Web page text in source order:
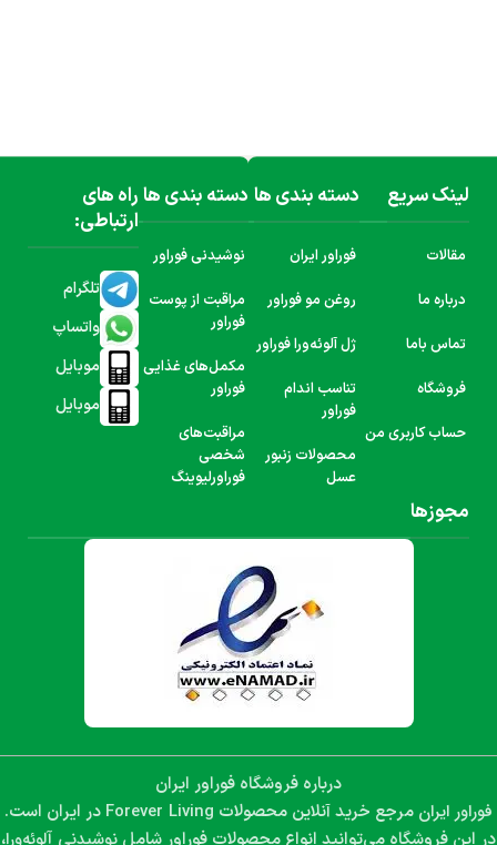
لینک سریع
مقالات
درباره ما
تماس باما
فروشگاه
حساب کاربری من
دسته بندی ها
فوراور ایران
روغن مو فوراور
ژل آلوئه‌ورا فوراور
تناسب اندام
فوراور
محصولات زنبور
عسل
دسته بندی ها
نوشیدنی فوراور
مراقبت از پوست
فوراور
مکمل‌های غذایی
فوراور
مراقبت‌های
شخصی
فوراورلیوینگ
راه های
ارتباطی:
تلگرام
واتساپ
موبایل
موبایل
مجوزها
درباره فروشگاه فوراور ایران
فوراور ایران مرجع خرید آنلاین محصولات Forever Living در ایران است.
در این فروشگاه می‌توانید انواع محصولات فوراور شامل نوشیدنی آلوئه‌ورا،